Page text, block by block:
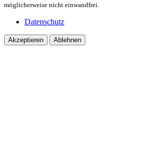
möglicherweise nicht einwandfrei.
Datenschutz
Akzeptieren Ablehnen